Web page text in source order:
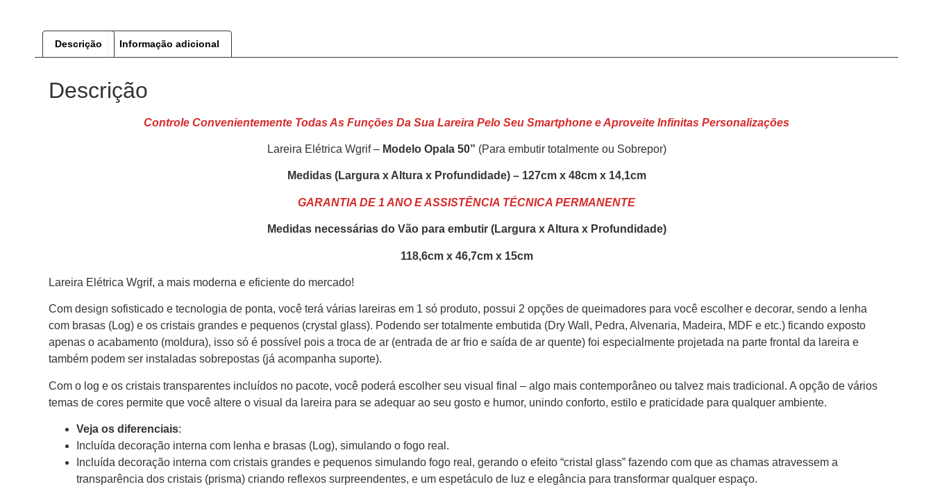
Descrição Informação adicional
Descrição
Controle Convenientemente Todas As Funções Da Sua Lareira Pelo Seu Smartphone e Aproveite Infinitas Personalizações
Lareira Elétrica Wgrif – Modelo Opala 50” (Para embutir totalmente ou Sobrepor)
Medidas (Largura x Altura x Profundidade) – 127cm x 48cm x 14,1cm
GARANTIA DE 1 ANO E ASSISTÊNCIA TÉCNICA PERMANENTE
Medidas necessárias do Vão para embutir (Largura x Altura x Profundidade)
118,6cm x 46,7cm x 15cm
Lareira Elétrica Wgrif, a mais moderna e eficiente do mercado!
Com design sofisticado e tecnologia de ponta, você terá várias lareiras em 1 só produto, possui 2 opções de queimadores para você escolher e decorar, sendo a lenha
com brasas (Log) e os cristais grandes e pequenos (crystal glass). Podendo ser totalmente embutida (Dry Wall, Pedra, Alvenaria, Madeira, MDF e etc.) ficando exposto
apenas o acabamento (moldura), isso só é possível pois a troca de ar (entrada de ar frio e saída de ar quente) foi especialmente projetada na parte frontal da lareira e
também podem ser instaladas sobrepostas (já acompanha suporte).
Com o log e os cristais transparentes incluídos no pacote, você poderá escolher seu visual final – algo mais contemporâneo ou talvez mais tradicional. A opção de vários
temas de cores permite que você altere o visual da lareira para se adequar ao seu gosto e humor, unindo conforto, estilo e praticidade para qualquer ambiente.
Veja os diferenciais:
Incluída decoração interna com lenha e brasas (Log), simulando o fogo real.
Incluída decoração interna com cristais grandes e pequenos simulando fogo real, gerando o efeito “cristal glass” fazendo com que as chamas atravessem a
transparência dos cristais (prisma) criando reflexos surpreendentes, e um espetáculo de luz e elegância para transformar qualquer espaço.